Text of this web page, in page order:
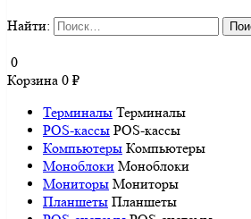
Найти:
0
Корзина 0 ₽
Терминалы Терминалы
POS-кассы POS-кассы
Компьютеры Компьютеры
Моноблоки Моноблоки
Мониторы Мониторы
Планшеты Планшеты